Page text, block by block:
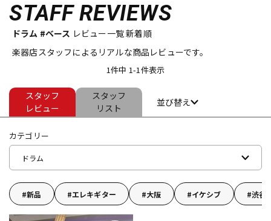
エレキギター
ベース ウクレレ
ドラム パーカッション
管楽器 その他楽器
STAFF REVIEWS
ドラム #ベース レビュー一覧 新着順
楽器店スタッフによるリアルな商品レビューです。
1件中 1-1件表示
スタッフ
レビュー
スタッフ
リスト
並び替え
カテゴリー
ドラム
新品 エレキギター 大阪 イケシブ 渋谷